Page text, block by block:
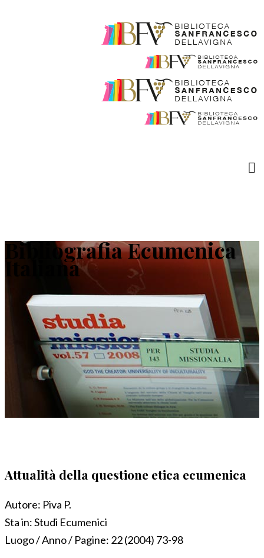
Bibliografia Ecumenica
Italiana
Attualità della questione etica ecumenica
Autore: Piva P.
Sta in:Studi Ecumenici
Luogo / Anno / Pagine: 22 (2004) 73-98